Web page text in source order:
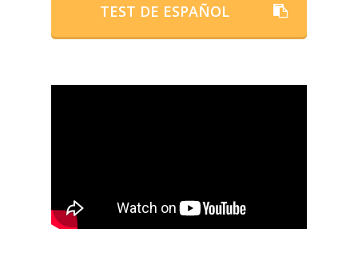
TEST DE ESPAÑOL